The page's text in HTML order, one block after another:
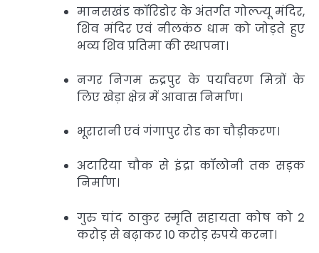
मानसखंड कॉरिडोर के अंतर्गत गोल्ज्यू मंदिर,
शिव मंदिर एवं नीलकंठ धाम को जोड़ते हुए
भव्य शिव प्रतिमा की स्थापना।
नगर निगम रुद्रपुर के पर्यावरण मित्रों के
लिए खेड़ा क्षेत्र में आवास निर्माण।
भूरारानी एवं गंगापुर रोड का चौड़ीकरण।
अटारिया चौक से इंद्रा कॉलोनी तक सड़क
निर्माण।
गुरु चांद ठाकुर स्मृति सहायता कोष को 2
करोड़ से बढ़ाकर 10 करोड़ रुपये करना।